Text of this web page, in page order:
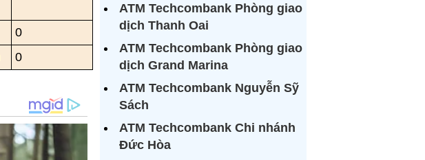
0
0
ATM Techcombank Phòng giao
dịch Thanh Oai
ATM Techcombank Phòng giao
dịch Grand Marina
ATM Techcombank Nguyễn Sỹ
Sách
ATM Techcombank Chi nhánh
Đức Hòa